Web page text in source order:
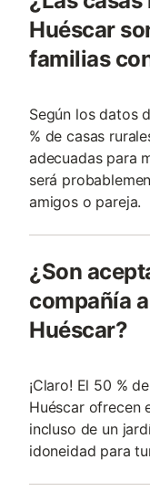
Huéscar
familias
Según los datos
% de casas
adecuadas para
será
amigos o pareja.
¿Son
compañía
Huéscar?
¡Claro! El 50 %
Huéscar ofrecen
incluso de un
idoneidad para